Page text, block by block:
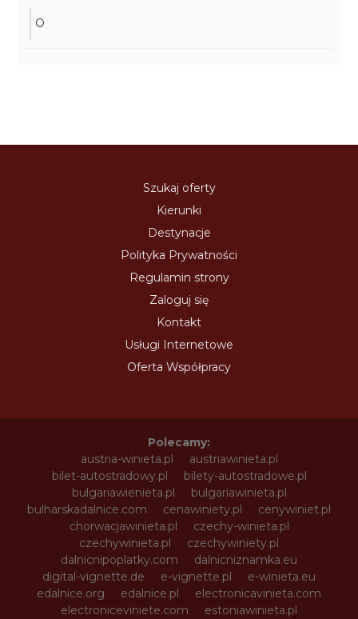
O
Szukaj oferty
Kierunki
Destynacje
Polityka Prywatności
Regulamin strony
Zaloguj się
Kontakt
Usługi Internetowe
Oferta Współpracy
Polecamy:
austria-winieta.pl
austriawinieta.pl
bilet-autostradowy.pl
bilety-autostradowe.pl
bulgariawienieta.pl
bulgariawinieta.pl
bulharskadalnice.com
cenawiniety.pl
cenywiniet.pl
chorwacjawinieta.pl
czechy-winieta.pl
czechywinieta.pl
czechywiniety.pl
dalnicnipoplatky.com
dalnicniznamka.eu
digital-vignette.de
e-vignette.pl
e-winieta.eu
edalnice.org
edalnice.pl
electronicavinieta.com
electroniceviniete.com
estoniawinieta.pl